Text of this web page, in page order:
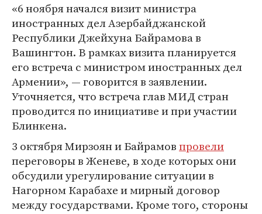
«6 ноября начался визит министра
иностранных дел Азербайджанской
Республики Джейхуна Байрамова в
Вашингтон. В рамках визита планируется
его встреча с министром иностранных дел
Армении», — говорится в заявлении.
Уточняется, что встреча глав МИД стран
проводится по инициативе и при участии
Блинкена.
3 октября Мирзоян и Байрамовпровели
переговоры в Женеве, в ходе которых они
обсудили урегулирование ситуации в
Нагорном Карабахе и мирный договор
между государствами. Кроме того, стороны